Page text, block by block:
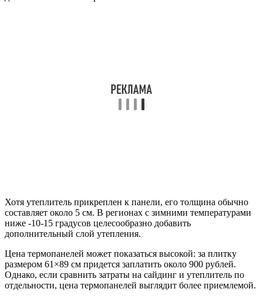
Хотя утеплитель прикреплен к панели, его толщина обычно
составляет около 5 см. В регионах с зимними температурами
ниже -10-15 градусов целесообразно добавить
дополнительный слой утепления.
Цена термопанелей может показаться высокой: за плитку
размером 61×89 см придется заплатить около 900 рублей.
Однако, если сравнить затраты на сайдинг и утеплитель по
отдельности, цена термопанелей выглядит более приемлемой.